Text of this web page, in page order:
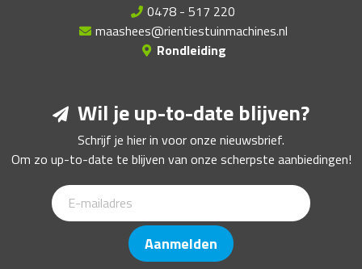
0478 - 517 220
maashees@rientiestuinmachines.nl
Rondleiding
Wil je up-to-date blijven?
Schrijf je hier in voor onze nieuwsbrief.
Om zo up-to-date te blijven van onze scherpste aanbiedingen!
Aanmelden